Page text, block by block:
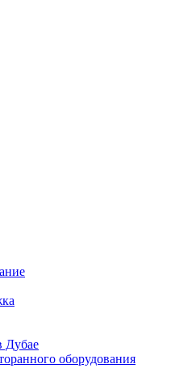
Дубае
оборудования